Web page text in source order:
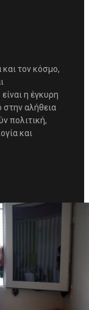
τον κόσμο,
η έγκυρη
αλήθεια
πολιτική,
και